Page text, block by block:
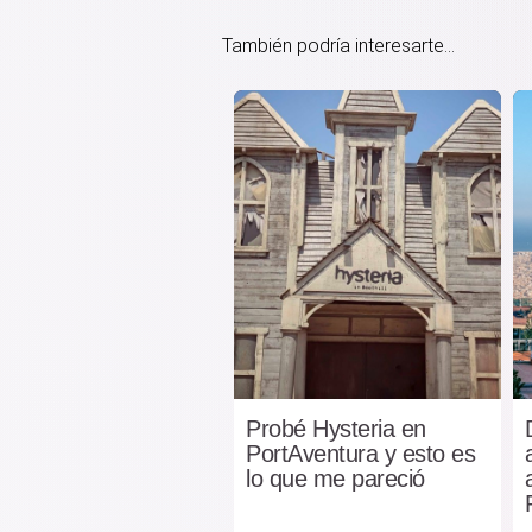
También podría interesarte...
Probé Hysteria en
PortAventura y esto es
lo que me pareció